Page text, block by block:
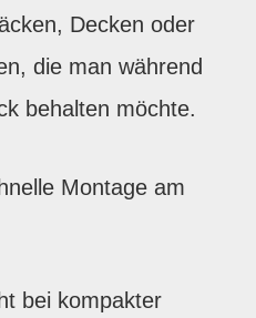
Decken oder
die man während
behalten möchte.
Montage am
bei kompakter